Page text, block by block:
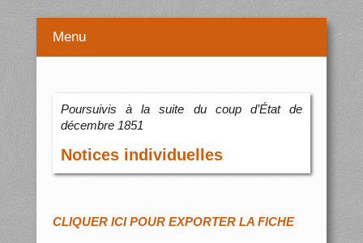
Menu
Poursuivis à la suite du coup d’État de
décembre 1851
Notices individuelles
CLIQUER ICI POUR EXPORTER LA FICHE